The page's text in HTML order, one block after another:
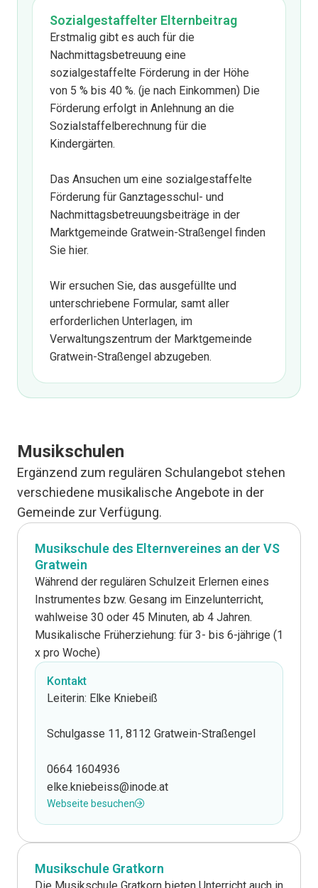
Sozialgestaffelter Elternbeitrag
Erstmalig gibt es auch für die
Nachmittagsbetreuung eine
sozialgestaffelte Förderung in der Höhe
von 5 % bis 40 %. (je nach Einkommen) Die
Förderung erfolgt in Anlehnung an die
Sozialstaffelberechnung für die
Kindergärten.
Das Ansuchen um eine sozialgestaffelte
Förderung für Ganztagesschul- und
Nachmittagsbetreuungsbeiträge in der
Marktgemeinde Gratwein-Straßengel finden
Sie hier.
Wir ersuchen Sie, das ausgefüllte und
unterschriebene Formular, samt aller
erforderlichen Unterlagen, im
Verwaltungszentrum der Marktgemeinde
Gratwein-Straßengel abzugeben.
Musikschulen
Ergänzend zum regulären Schulangebot stehen
verschiedene musikalische Angebote in der
Gemeinde zur Verfügung.
Musikschule des Elternvereines an der VS
Gratwein
Während der regulären Schulzeit Erlernen eines
Instrumentes bzw. Gesang im Einzelunterricht,
wahlweise 30 oder 45 Minuten, ab 4 Jahren.
Musikalische Früherziehung: für 3- bis 6-jährige (1
x pro Woche)
Kontakt
Leiterin: Elke Kniebeiß
Schulgasse 11, 8112 Gratwein-Straßengel
0664 1604936
elke.kniebeiss@inode.at
Webseite besuchen
Musikschule Gratkorn